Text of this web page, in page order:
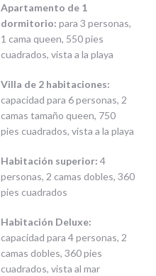
Apartamento de 1
dormitorio: para 3 personas,
1 cama queen, 550 pies
cuadrados, vista a la playa
Villa de 2 habitaciones:
capacidad para 6 personas, 2
camas tamaño queen, 750
pies cuadrados, vista a la playa
Habitación superior: 4
personas, 2 camas dobles, 360
pies cuadrados
Habitación Deluxe:
capacidad para 4 personas, 2
camas dobles, 360 pies
cuadrados, vista al mar